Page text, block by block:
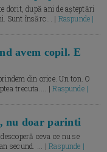
dorit, după ani de așteptări
Sunt însărc... | Raspunde |
avem copil. E
din orice. Un ton. O
trecuta.... |Raspunde |
nu doar parinti
ceva ce nu se
secund. ... |Raspunde |